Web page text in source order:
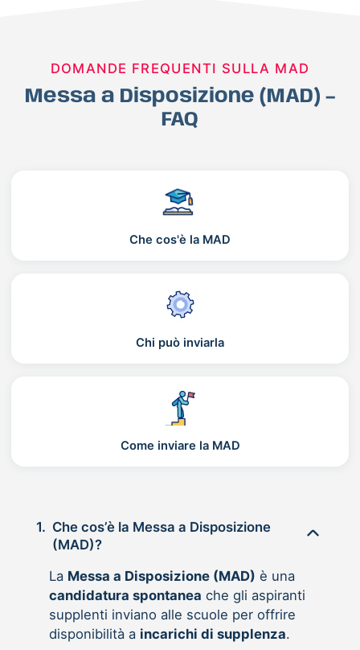
DOMANDE FREQUENTI SULLA MAD
Messa a Disposizione (MAD) –
FAQ
Che cos'è la MAD
Chi può inviarla
Come inviare la MAD
1. Che cos’è la Messa a Disposizione
(MAD)?
La Messa a Disposizione (MAD) è una
candidatura spontanea che gli aspiranti
supplenti inviano alle scuole per offrire
disponibilità a incarichi di supplenza.